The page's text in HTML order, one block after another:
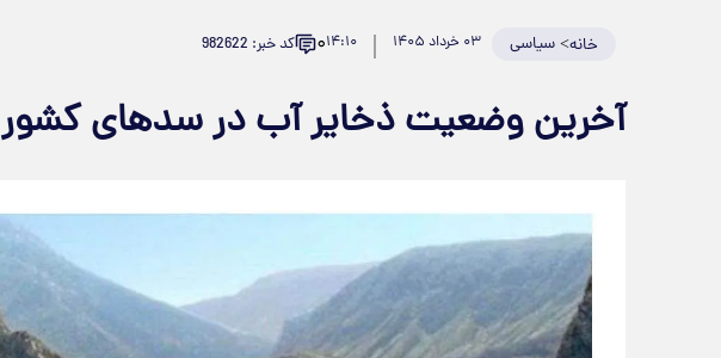
خانه>سیاسی ۰۳ خرداد ۱۴۰۵ ۱۴:۱۰۰ کد خبر: 982622
آخرین وضعیت ذخایر آب در سدهای کشور